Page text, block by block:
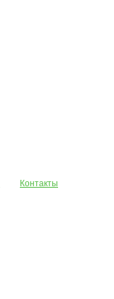
Контакты